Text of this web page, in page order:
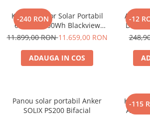
-240 RON
Kit Generator Solar Portabil
6000W 3600Wh Blackview
OSCAL PowerMax 6000 +
11.899,00 RON11.659,00 RON
ADAUGA IN COS
-12
mm,
Panou solar portabil Anker
SOLIX PS200 Bifacial
-115
Kit
Anker